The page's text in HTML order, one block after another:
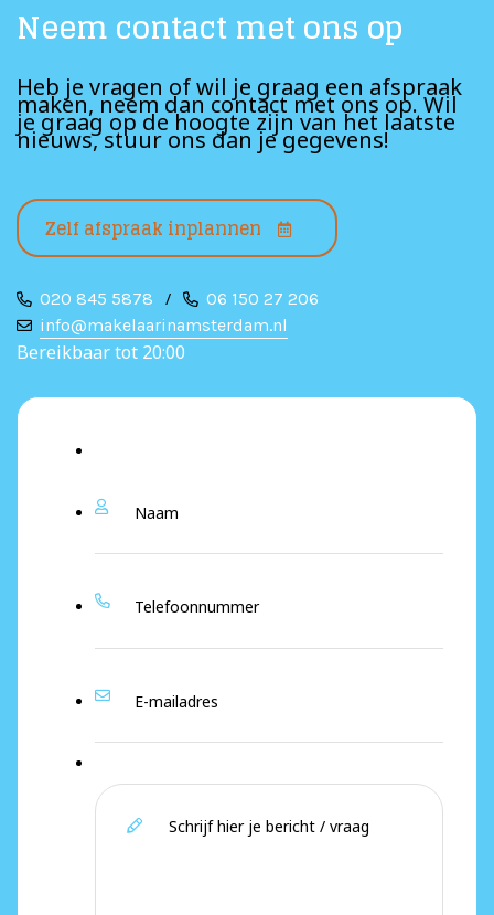
Neem contact met ons op
Heb je vragen of wil je graag een afspraak
maken, neem dan contact met ons op. Wil
je graag op de hoogte zijn van het laatste
nieuws, stuur ons dan je gegevens!
Zelf afspraak inplannen
020 845 5878 /
06 150 27 206
info@makelaarinamsterdam.nl
Bereikbaar tot 20:00